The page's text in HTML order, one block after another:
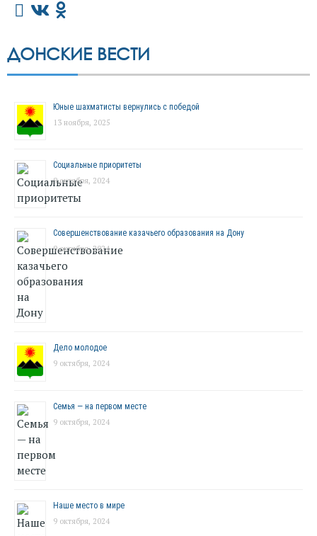
ДОНСКИЕ ВЕСТИ
Юные шахматисты вернулись с победой
13 ноября, 2025
Социальные приоритеты
9 октября, 2024
Совершенствование казачьего образования на Дону
9 октября, 2024
Дело молодое
9 октября, 2024
Семья — на первом месте
9 октября, 2024
Наше место в мире
9 октября, 2024